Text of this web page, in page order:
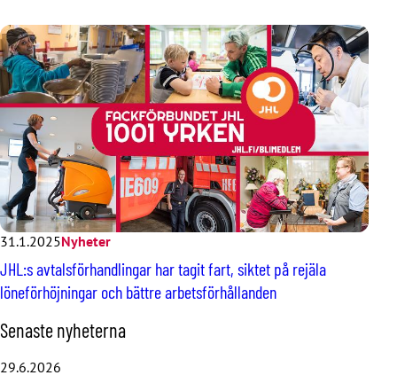
31.1.2025Nyheter
JHL:s avtalsförhandlingar har tagit fart, siktet på rejäla
löneförhöjningar och bättre arbetsförhållanden
H
o
p
Senaste nyheterna
29.6.2026